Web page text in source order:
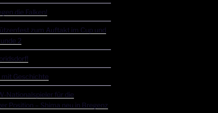
die Falken!
zum Auftakt im Cup und
2
Geschichte
Nationalspieler für die
Position – Shima neu in Bregenz